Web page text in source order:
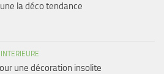
la déco tendance
une décoration insolite